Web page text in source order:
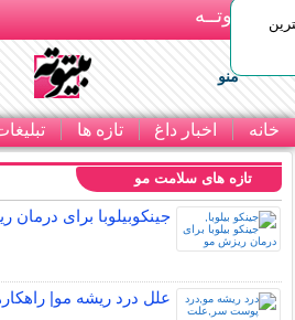
بـیتوتــه
منو
خانه اخبار داغ تازه ها
تازه های سلامت مو
جینکوبیلوبا برای درمان
علل درد ریشه مو|